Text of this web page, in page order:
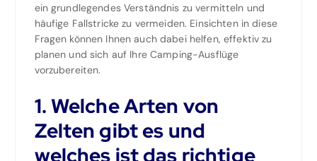
ein grundlegendes Verständnis zu vermitteln und
häufige Fallstricke zu vermeiden. Einsichten in diese
Fragen können Ihnen auch dabei helfen, effektiv zu
planen und sich auf Ihre Camping-Ausflüge
vorzubereiten.
1. Welche Arten von
Zelten gibt es und
welches ist das richtige